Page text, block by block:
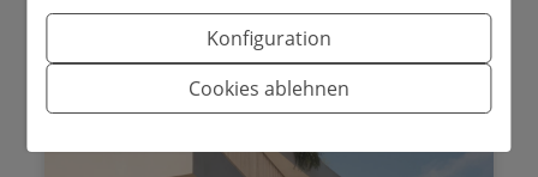
Konfiguration
Cookies ablehnen